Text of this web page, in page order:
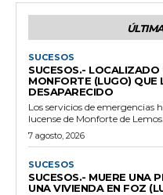
SUCESOS
SUCESOS.-
MONFORTE (LUGO) QUE
DESAPARECIDO
Los servicios de
lucense de Monforte de Lemos...
7 agosto, 2026
SUCESOS
SUCESOS.- MUERE UNA
UNA VIVIENDA EN FOZ